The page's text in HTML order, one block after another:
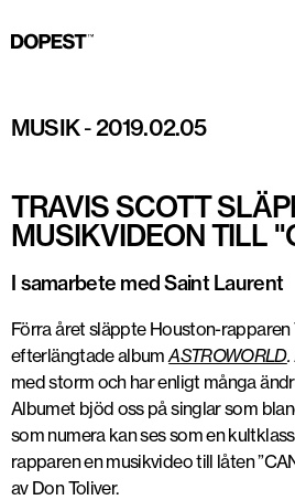
MUSIK-2019.02.05
TRAVIS SCOTT
MUSIKVIDEON TILL
I samarbete med Saint Laurent
Förra året släppte Houston-
efterlängtade albumASTROWORLD.
med storm och har enligt många
Albumet bjöd oss på singlar som
som numera kan ses som en
rapparen en musikvideo till låten
av Don Toliver.